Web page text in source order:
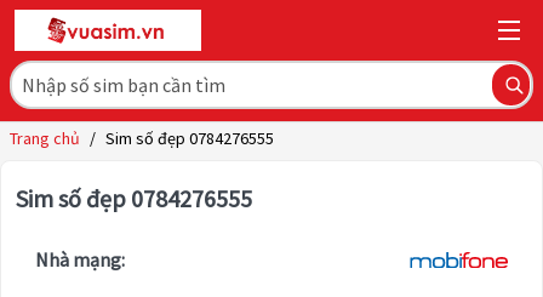
Trang chủ / Sim số đẹp 0784276555
Sim số đẹp 0784276555
Nhà mạng: